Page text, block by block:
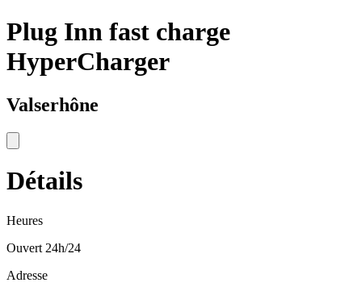
Plug Inn fast charge
HyperCharger
Valserhône
Détails
Heures
Ouvert 24h/24
Adresse